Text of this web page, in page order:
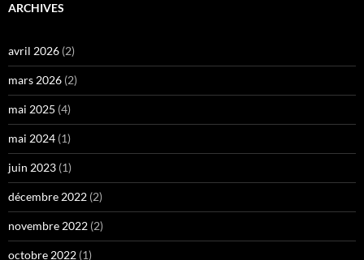
ARCHIVES
avril 2026 (2)
mars 2026 (2)
mai 2025 (4)
mai 2024 (1)
juin 2023 (1)
décembre 2022 (2)
novembre 2022 (2)
octobre 2022 (1)